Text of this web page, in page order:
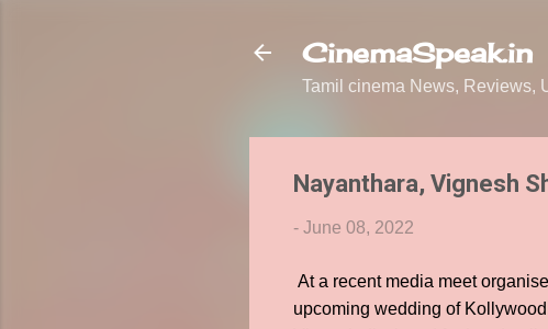
CinemaSpeak.in
Tamil cinema News, Reviews,
Nayanthara, Vignesh
- June 08, 2022
At a recent media meet
upcoming wedding of